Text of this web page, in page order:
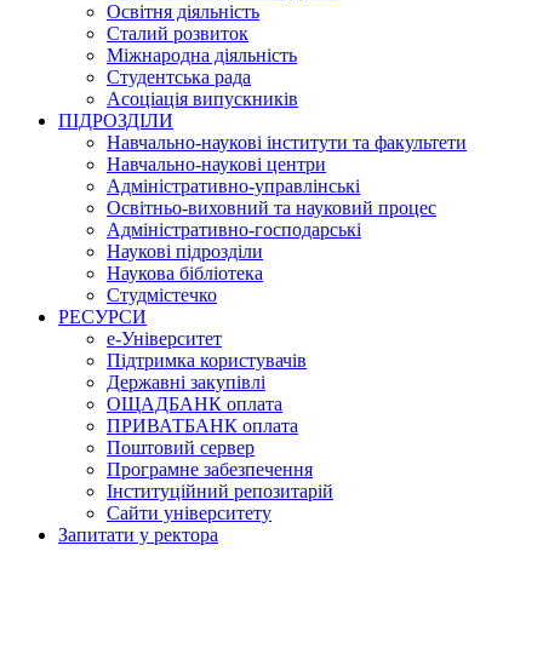
Освітня діяльність
Сталий розвиток
Міжнародна діяльність
Студентська рада
Асоціація випускників
ПІДРОЗДІЛИ
Навчально-наукові інститути та факультети
Навчально-наукові центри
Адміністративно-управлінські
Освітньо-виховний та науковий процес
Адміністративно-господарські
Наукові підрозділи
Наукова бібліотека
Студмістечко
РЕСУРСИ
е-Університет
Підтримка користувачів
Державні закупівлі
ОЩАДБАНК оплата
ПРИВАТБАНК оплата
Поштовий сервер
Програмне забезпечення
Інституційний репозитарій
Сайти університету
Запитати у ректора